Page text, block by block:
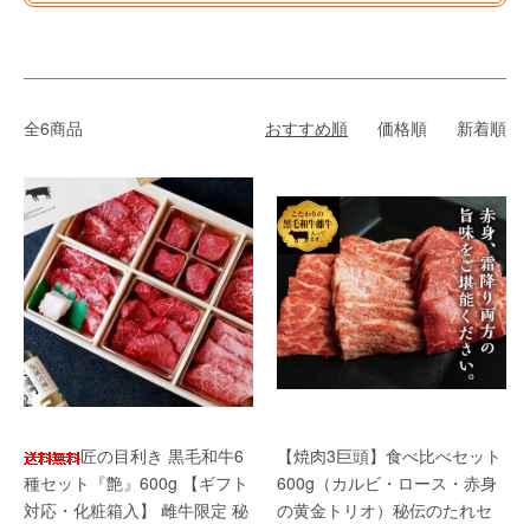
全6商品 おすすめ順 価格順 新着順
匠の目利き 黒毛和牛6
種セット『艶』600g 【ギフト
対応・化粧箱入】 雌牛限定 秘
【焼肉3巨頭】食べ比べセット
600g（カルビ・ロース・赤身
の黄金トリオ）秘伝のたれセ